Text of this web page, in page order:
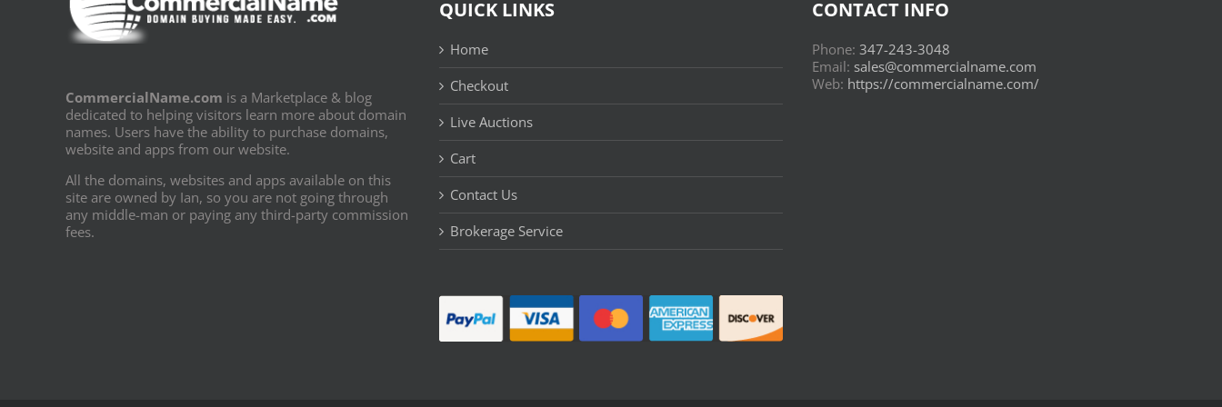
CommercialName.com is a Marketplace & blog
dedicated to helping visitors learn more about domain
names. Users have the ability to purchase domains,
website and apps from our website.
All the domains, websites and apps available on this
site are owned by Ian, so you are not going through
any middle-man or paying any third-party commission
fees.
QUICK LINKS
Home
Checkout
Live Auctions
Cart
Contact Us
Brokerage Service
CONTACT INFO
Phone:347-243-3048
Email: sales@commercialname.com
Web: https://commercialname.com/